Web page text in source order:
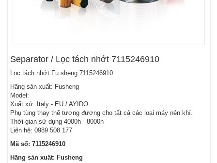
Separator / Lọc tách nhớt 7115246910
Lọc tách nhớt Fu sheng 7115246910
Hãng sản xuất: Fusheng
Model:
Xuất xứ: Italy - EU / AYIDO
Phụ tùng thay thế tương đương cho tất cả các loại máy nén khí.
Thời gian sử dụng 4000h - 8000h
Liên hệ: 0989 508 177
Mã số: 7115246910
Hãng sản xuất: Fusheng